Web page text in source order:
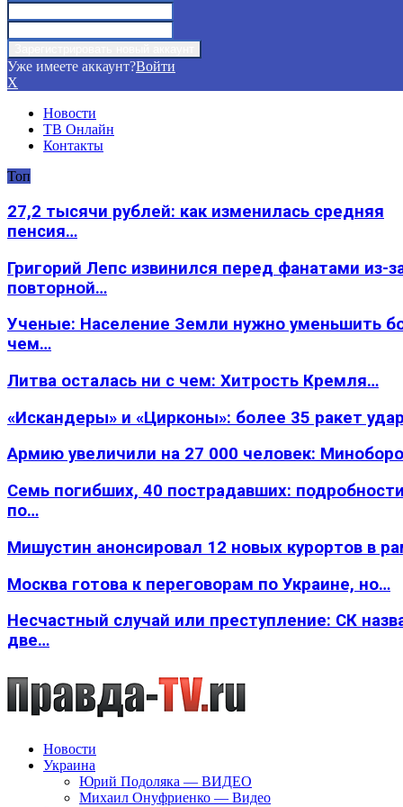
Уже имеете аккаунт?Войти
X
Новости
ТВ Онлайн
Контакты
Топ
27,2 тысячи рублей: как изменилась средняя
пенсия…
Григорий Лепс извинился перед фанатами из-
повторной…
Ученые: Население Земли нужно уменьшить
чем…
Литва осталась ни с чем: Хитрость Кремля…
«Искандеры» и «Цирконы»: более 35 ракет
Армию увеличили на 27 000 человек:
Семь погибших, 40 пострадавших:
по…
Мишустин анонсировал 12 новых курортов в
Москва готова к переговорам по Украине, но…
Несчастный случай или преступление: СК
две…
Новости
Украина
Юрий Подоляка — ВИДЕО
Михаил Онуфриенко — Видео